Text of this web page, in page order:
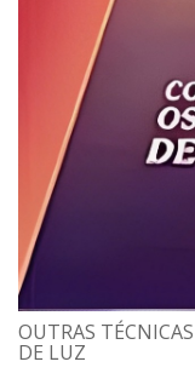
OUTRAS
DE LUZ